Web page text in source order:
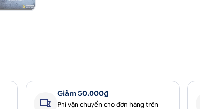
Giảm 50.000₫
Phí vận chuyển cho đơn hàng trên